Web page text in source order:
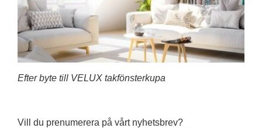
Efter byte till VELUX takfönsterkupa
Vill du prenumerera på vårt nyhetsbrev?